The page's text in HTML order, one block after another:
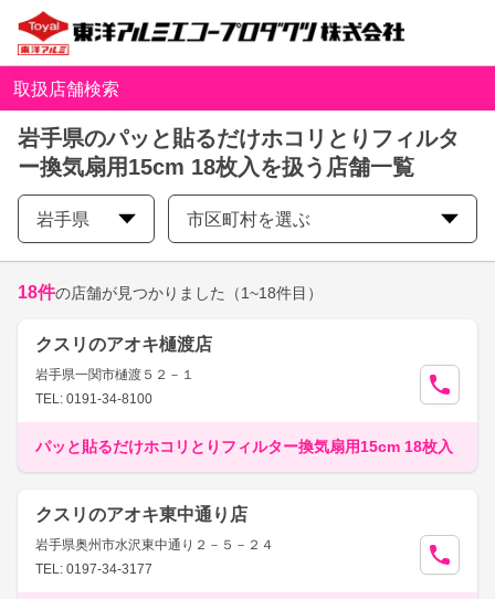
取扱店舗検索
岩手県のパッと貼るだけホコリとりフィルタ
ー換気扇用15cm 18枚入を扱う店舗一覧
岩手県 市区町村を選ぶ
18件の店舗が見つかりました （1~18件目）
クスリのアオキ樋渡店
岩手県一関市樋渡５２－１
TEL: 0191-34-8100
パッと貼るだけホコリとりフィルター換気扇用15cm 18枚入
クスリのアオキ東中通り店
岩手県奥州市水沢東中通り２－５－２４
TEL: 0197-34-3177